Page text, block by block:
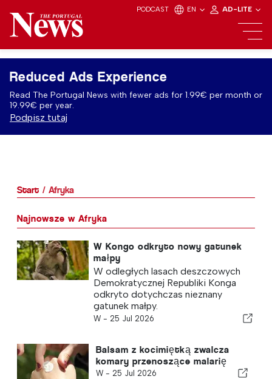
PODCAST EN AD-LITE
Reduced Ads Experience
Read The Portugal News with fewer ads for 1.99€ per month or
19.99€ per year.
Podpisz tutaj
Start Afryka
Najnowsze w Afryka
W Kongo odkryto nowy gatunek
małpy
W odległych lasach deszczowych
Demokratycznej Republiki Konga
odkryto dotychczas nieznany
gatunek małpy.
W - 25 Jul 2026
Balsam z kocimiętką zwalcza
komary przenoszące malarię
W - 25 Jul 2026